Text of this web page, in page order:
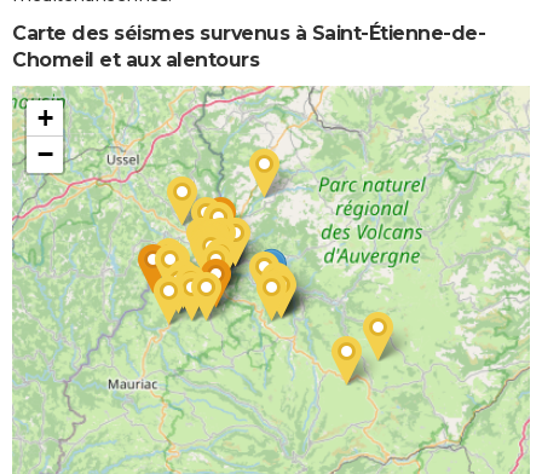
Carte des séismes survenus à Saint-Étienne-de-
Chomeil et aux alentours
+
−